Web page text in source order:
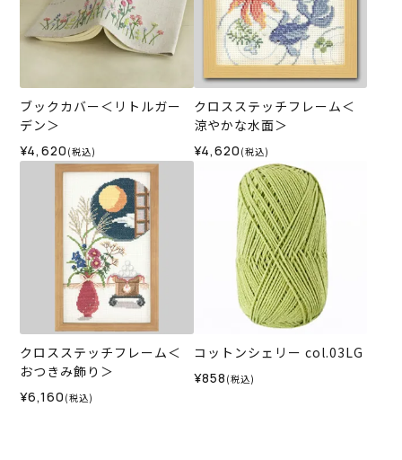
ブックカバー＜リトルガー
デン＞
¥4,620 (税込)
クロスステッチフレーム＜
涼やかな水面＞
¥4,620 (税込)
クロスステッチフレーム＜
おつきみ飾り＞
¥6,160 (税込)
コットンシェリー col.03LG
¥858 (税込)